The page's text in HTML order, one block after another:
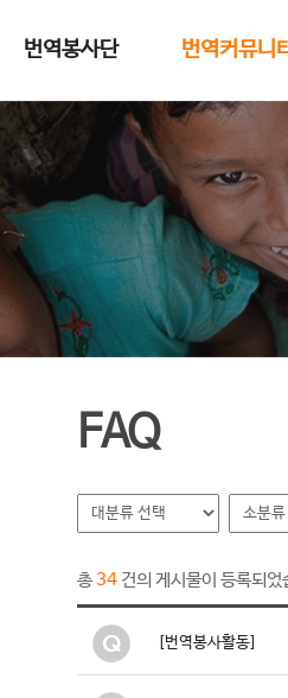
번역봉사단 번역커뮤니
FAQ
총34 건의 게시물이 등록되었
[번역봉사활동]